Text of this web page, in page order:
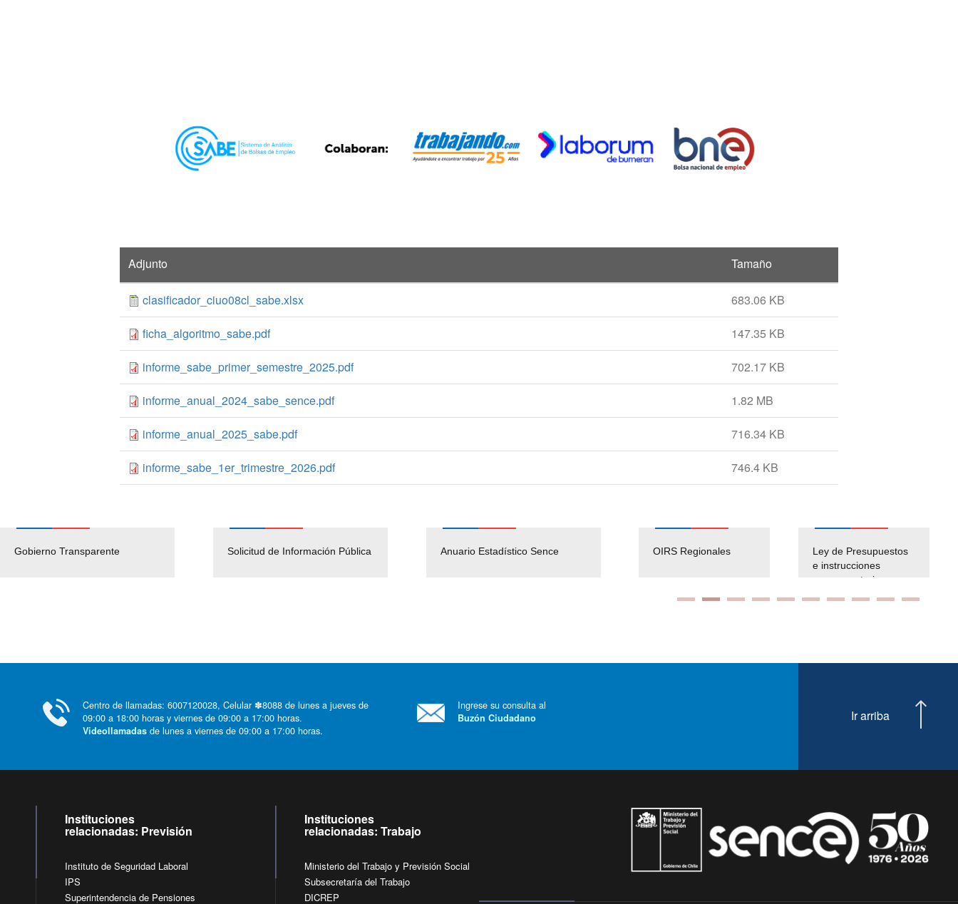
Adjunto Tamaño
clasificador_ciuo08cl_sabe.xlsx 683.06 KB
ficha_algoritmo_sabe.pdf 147.35 KB
informe_sabe_primer_semestre_2025.pdf 702.17 KB
informe_anual_2024_sabe_sence.pdf 1.82 MB
informe_anual_2025_sabe.pdf 716.34 KB
informe_sabe_1er_trimestre_2026.pdf 746.4 KB
Gobierno Transparente Solicitud de Información Pública Anuario Estadístico Sence
Pago Proveedores
Empleos Públicos
Solicitud Audiencias y
OIRS Regionales
Ley de Presupuestos
e instrucciones
presuspuetarias
Centro de llamadas: 6007120028, Celular ✽8088 de lunes a jueves de
09:00 a 18:00 horas y viernes de 09:00 a 17:00 horas.
Videollamadas de lunes a viernes de 09:00 a 17:00 horas.
Ingrese su consulta al
Buzón Ciudadano Ir arriba
Instituciones
relacionadas: Previsión
Instituto de Seguridad Laboral
IPS
Superintendencia de Pensiones
Instituciones
relacionadas: Trabajo
Ministerio del Trabajo y Previsión Social
Subsecretaría del Trabajo
DICREP